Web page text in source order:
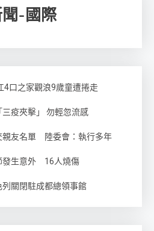
-國際
4口之家觀浪9歲童遭捲走
疫夾擊」 勿輕忽流感
親友名單 陸委會：執行多年
發生意外 16人燒傷
關閉駐成都總領事館